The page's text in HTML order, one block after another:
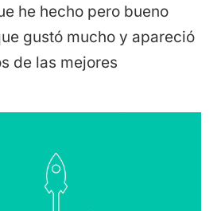
he hecho pero bueno
gustó mucho y apareció
de las mejores